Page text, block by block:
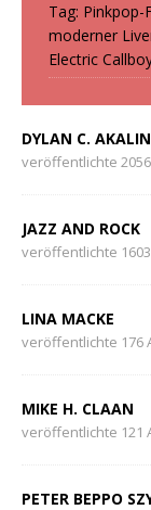
Tag:
moderner
Electric
DYLAN C. AKALIN
veröffentlichte
JAZZ AND ROCK
veröffentlichte
LINA MACKE
veröffentlichte 176
MIKE H. CLAAN
veröffentlichte 121
PETER BEPPO